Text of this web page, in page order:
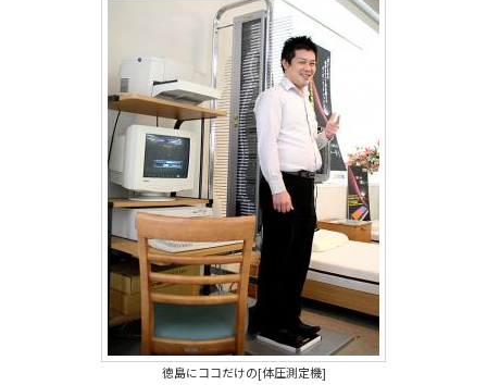
徳島にココだけの[体圧測定機]